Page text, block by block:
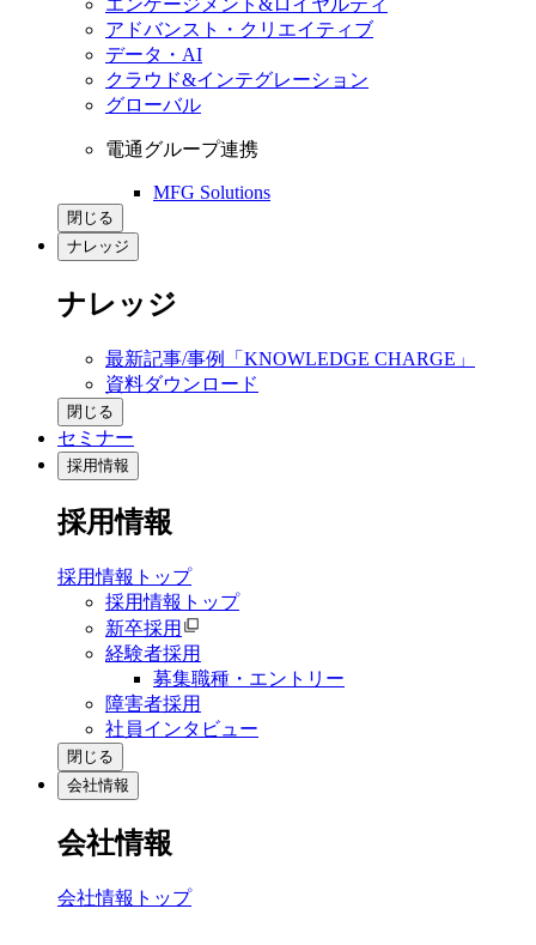
アドバンスト・クリエイティブ
データ・AI
クラウド&インテグレーション
グローバル
電通グループ連携
MFG Solutions
閉じる
ナレッジ
ナレッジ
最新記事/事例「KNOWLEDGE CHARGE」
資料ダウンロード
閉じる
セミナー
採用情報
採用情報
採用情報トップ
採用情報トップ
新卒採用
経験者採用
募集職種・エントリー
障害者採用
社員インタビュー
閉じる
会社情報
会社情報
会社情報トップ